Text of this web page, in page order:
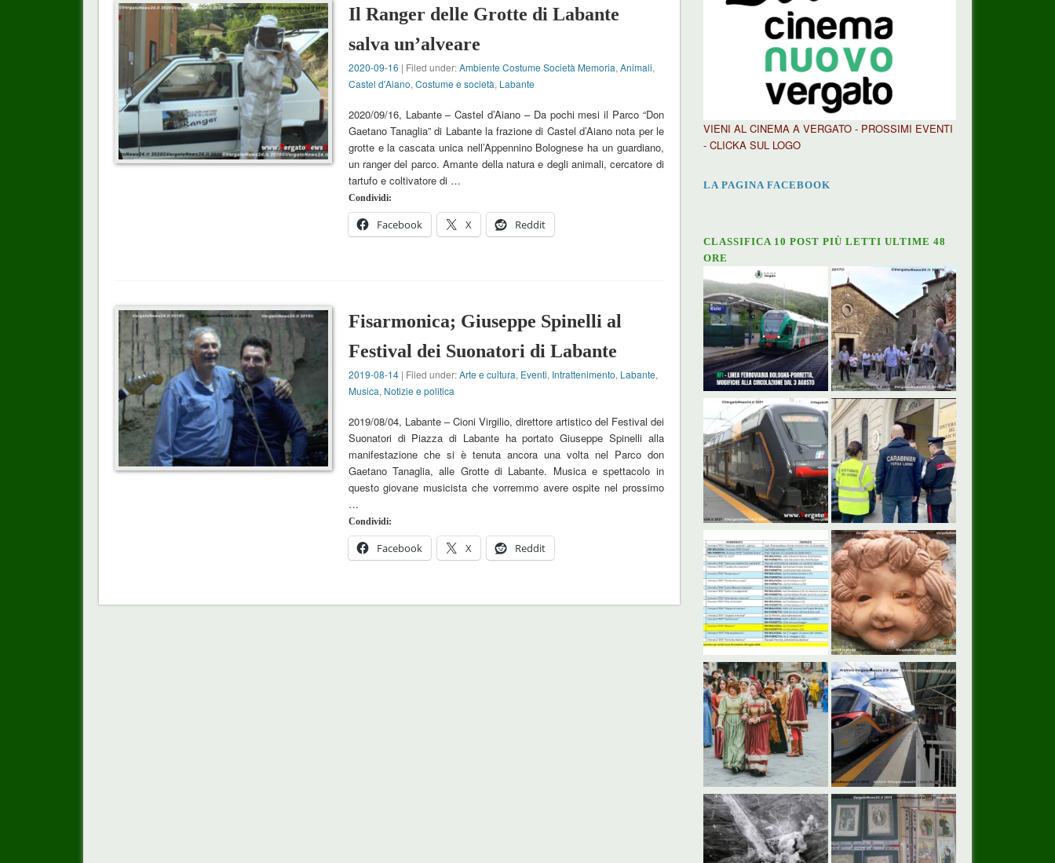
Il Ranger delle Grotte di Labante
salva un’alveare
2020-09-16 | Filed under:Ambiente Costume Società Memoria, Animali,
Castel d'Aiano, Costume e società, Labante
2020/09/16, Labante – Castel d’Aiano – Da pochi mesi il Parco “Don
Gaetano Tanaglia” di Labante la frazione di Castel d’Aiano nota per le
grotte e la cascata unica nell’Appennino Bolognese ha un guardiano,
un ranger del parco. Amante della natura e degli animali, cercatore di
tartufo e coltivatore di …
Condividi:
Facebook X Reddit
Fisarmonica; Giuseppe Spinelli al
Festival dei Suonatori di Labante
2019-08-14| Filed under:Arte e cultura, Eventi, Intrattenimento, Labante,
Musica, Notizie e politica
2019/08/04, Labante – Cioni Virgilio, direttore artistico del Festival dei
Suonatori di Piazza di Labante ha portato Giuseppe Spinelli alla
manifestazione che si è tenuta ancora una volta nel Parco don
Gaetano Tanaglia, alle Grotte di Labante. Musica e spettacolo in
questo giovane musicista che vorremmo avere ospite nel prossimo
…
Condividi:
Facebook X Reddit
VIENI AL CINEMA A VERGATO - PROSSIMI EVENTI
- CLICKA SUL LOGO
LA PAGINA FACEBOOK
CLASSIFICA 10 POST PIÙ LETTI ULTIME 48
ORE